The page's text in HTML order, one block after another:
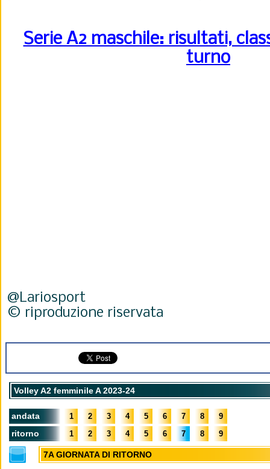
Serie A2 maschile: risultati,
turno
@Lariosport
© riproduzione riservata
Volley A2 femminile A 2023-24
andata 1 2 3 4 5 6 7 8 9
ritorno 1 2 3 4 5 6 7 8 9
7A GIORNATA DI RITORNO